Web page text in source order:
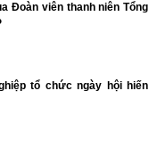
Đoàn viên thanh niên Tổng
tổ chức ngày hội hiến